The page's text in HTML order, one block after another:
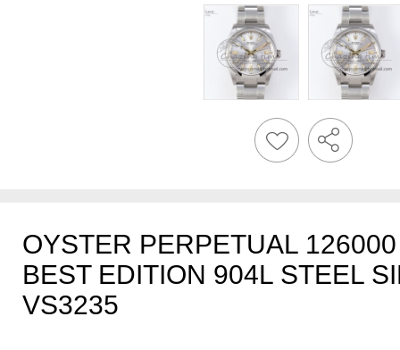
VS3235